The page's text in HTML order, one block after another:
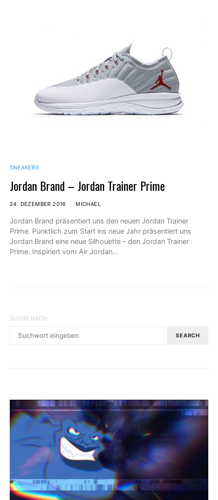
SNEAKERS
Jordan Brand – Jordan Trainer Prime
24. DEZEMBER 2016 MICHAEL
Jordan Brand präsentiert uns den neuen Jordan Trainer
Prime. Pünktlich zum Start ins neue Jahr präsentiert uns
Jordan Brand eine neue Silhouette – den Jordan Trainer
Prime. Inspiriert vom Air Jordan…
SUCHE NACH:
SEARCH